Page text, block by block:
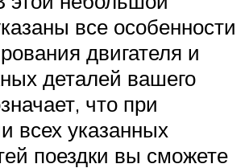
все особенности
двигателя и
деталей вашего
что при
всех указанных
поездки вы сможете